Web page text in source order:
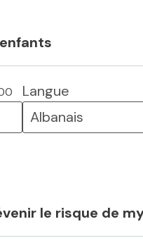
Langue
le risque de